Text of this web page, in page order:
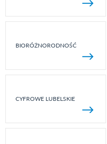
BIORÓŻNORODNOŚĆ
CYFROWE LUBELSKIE